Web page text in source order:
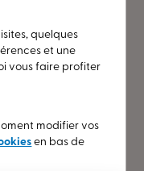
En plus
Tryba vous
d’accessoires
customiser
d'entrée. Avec les
proposons, vous
et vous lui offrez
rendez-vous dès à
de chez vous dans
quelques
et une
vous faire profiter
modifier vos
en bas de